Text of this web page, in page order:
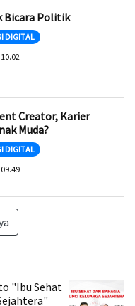
Bicara Politik
DIGITAL
Creator, Karier
Muda?
DIGITAL
"Ibu Sehat